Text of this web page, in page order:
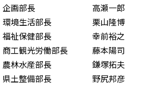
企画部長 高瀬一郎
環境生活部長 栗山隆博
福祉保健部長 幸前裕之
商工観光労働部長 藤本陽司
農林水産部長 鎌塚拓夫
県土整備部長 野尻邦彦